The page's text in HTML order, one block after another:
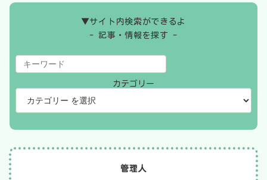
▼サイト内検索ができるよ
- 記事・情報を探す -
カテゴリー
管理人